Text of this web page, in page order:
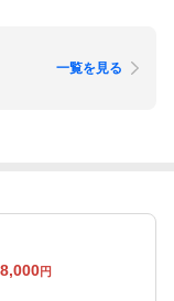
一覧を見る
円